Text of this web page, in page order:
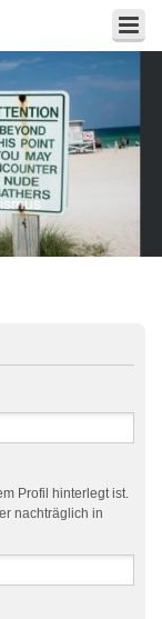
Profil hinterlegt ist.
nachträglich in